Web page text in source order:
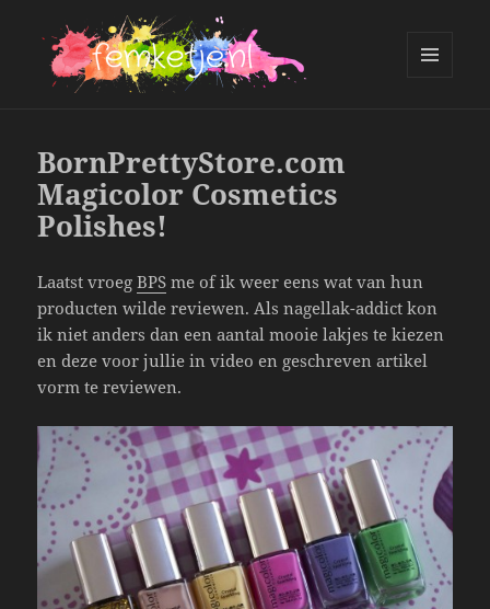
BornPrettyStore.com
Magicolor Cosmetics
Polishes!
Laatst vroegBPS me of ik weer eens wat van hun
producten wilde reviewen. Als nagellak-addict kon
ik niet anders dan een aantal mooie lakjes te kiezen
en deze voor jullie in video en geschreven artikel
vorm te reviewen.